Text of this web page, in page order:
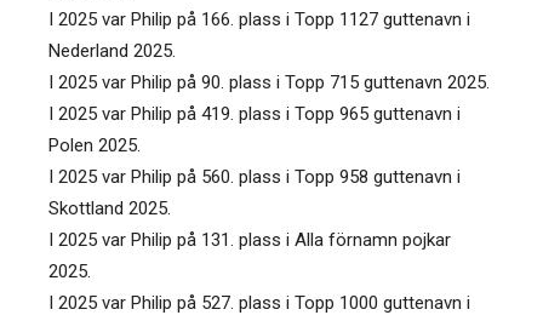
I 2025 var Philip på 166. plass i Topp 1127 guttenavn i
Nederland 2025.
I 2025 var Philip på 90. plass i Topp 715 guttenavn 2025.
I 2025 var Philip på 419. plass i Topp 965 guttenavn i
Polen 2025.
I 2025 var Philip på 560. plass i Topp 958 guttenavn i
Skottland 2025.
I 2025 var Philip på 131. plass i Alla förnamn pojkar
2025.
I 2025 var Philip på 527. plass i Topp 1000 guttenavn i